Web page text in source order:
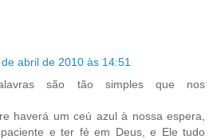
de abril de 2010 às 14:51
são tão simples que nos
haverá um ceú azul à nossa espera,
e ter fé em Deus, e Ele tudo